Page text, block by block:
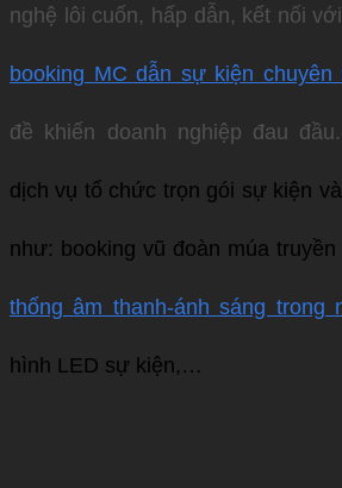
nghệ lôi cuốn, hấp dẫn, kết nối
booking MC dẫn sự kiện chuyên
đề khiến doanh nghiệp đau đầu.
dịch vụ tổ chức trọn gói sự kiện
như: booking vũ đoàn múa truyền
thống âm thanh-ánh sáng trong
hình LED sự kiện,…